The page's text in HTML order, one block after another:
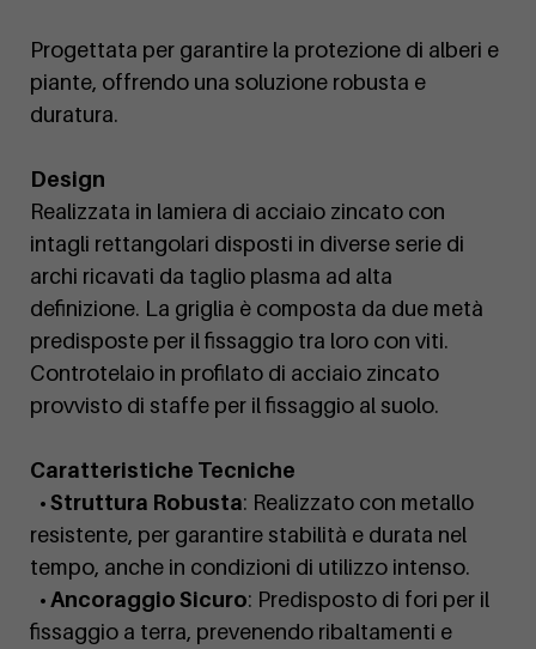
Progettata per garantire la protezione di alberi e
piante, offrendo una soluzione robusta e
duratura.
Design
Realizzata in lamiera di acciaio zincato con
intagli rettangolari disposti in diverse serie di
archi ricavati da taglio plasma ad alta
definizione. La griglia è composta da due metà
predisposte per il fissaggio tra loro con viti.
Controtelaio in profilato di acciaio zincato
provvisto di staffe per il fissaggio al suolo.
Caratteristiche Tecniche
• Struttura Robusta: Realizzato con metallo
resistente, per garantire stabilità e durata nel
tempo, anche in condizioni di utilizzo intenso.
• Ancoraggio Sicuro: Predisposto di fori per il
fissaggio a terra, prevenendo ribaltamenti e